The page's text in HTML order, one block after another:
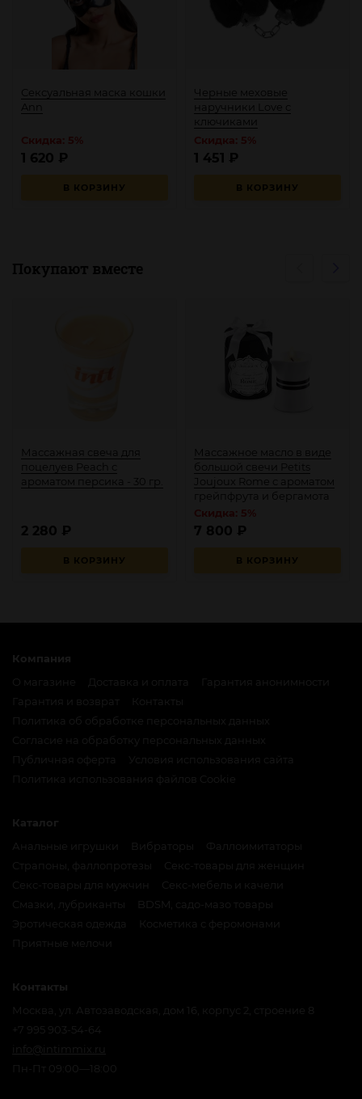
Сексуальная маска кошки
Ann
В КОРЗИНУ
1 620 ₽
Черные меховые
ключиками
В КОРЗИНУ
1 451 ₽
Покупают вместе
Массажная свеча для
поцелуев Peach с
ароматом персика - 30 гр.
В КОРЗИНУ
2 280 ₽
Массажное масло в виде
большой свечи Petits
Joujoux Rome с ароматом
грейпфрута и бергамота
В КОРЗИНУ
7 800 ₽
Компания
О магазине
Доставка и оплата
Гарантия анонимности
Политика об обработке персональных данных
Согласие на обработку персональных данных
Публичная оферта
Условия использования сайта
Политика использования файлов Cookie
Каталог
Анальные игрушки
Вибраторы
Фаллоимитаторы
Страпоны, фаллопротезы
Секс-товары для женщин
Секс-товары для мужчин
Секс-мебель и качели
Смазки, лубриканты
BDSM, садо-мазо товары
Эротическая одежда
Косметика с феромонами
Приятные мелочи
Контакты
Москва, ул. Автозаводская, дом 16, корпус 2, строение 8
+7 995 903-54-64
info@intimmix.ru
Пн-Пт 09:00—18:00